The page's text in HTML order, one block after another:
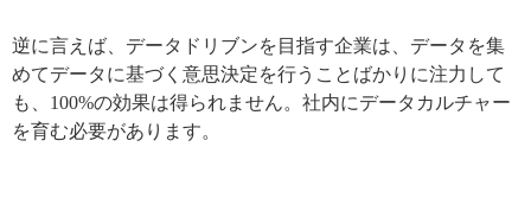
逆に言えば、データドリブンを目指す企業は、データを集
めてデータに基づく意思決定を行うことばかりに注力して
も、100%の効果は得られません。社内にデータカルチャー
を育む必要があります。